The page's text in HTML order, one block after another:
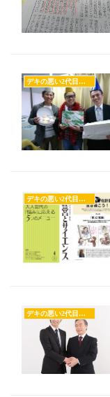
デキの悪い2代目社長候補
デキの悪い2代目社長候補
デキの悪い2代目社長候補